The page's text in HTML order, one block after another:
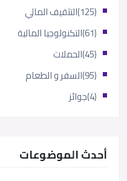
التثقيف المالي
(125)
التكنولوجيا المالية
(61)
الحملات
(45)
السفر و الطعام
(95)
جوائز (4)
أحدث الموضوعات